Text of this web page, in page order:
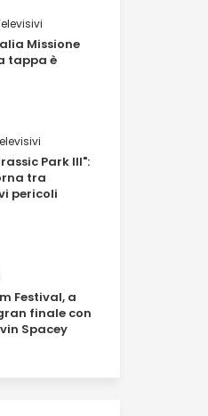
Missione
tappa è
Park III":
tra
pericoli
Festival, a
finale con
Spacey